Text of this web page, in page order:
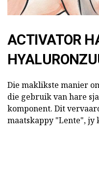
ACTIVATOR
Die maklikste manier
die gebruik van hare
komponent. Dit
maatskappy "Lente", jy